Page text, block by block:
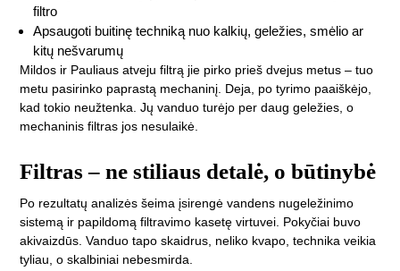
filtro
Apsaugoti buitinę techniką nuo kalkių, geležies, smėlio ar
kitų nešvarumų
Mildos ir Pauliaus atveju filtrą jie pirko prieš dvejus metus – tuo
metu pasirinko paprastą mechaninį. Deja, po tyrimo paaiškėjo,
kad tokio neužtenka. Jų vanduo turėjo per daug geležies, o
mechaninis filtras jos nesulaikė.
Filtras – ne stiliaus detalė, o būtinybė
Po rezultatų analizės šeima įsirengė vandens nugeležinimo
sistemą ir papildomą filtravimo kasetę virtuvei. Pokyčiai buvo
akivaizdūs. Vanduo tapo skaidrus, neliko kvapo, technika veikia
tyliau, o skalbiniai nebesmirda.